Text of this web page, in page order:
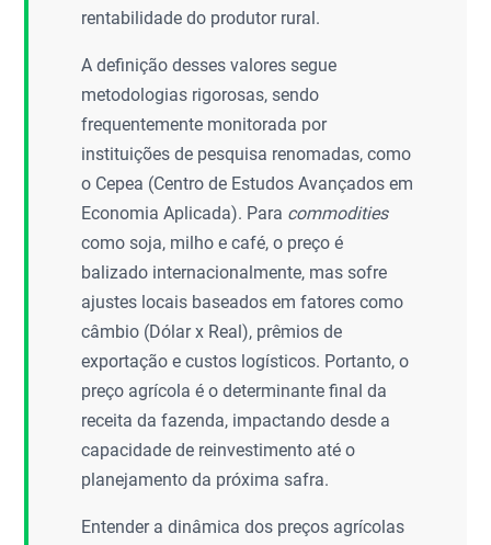
rentabilidade do produtor rural.
A definição desses valores segue
metodologias rigorosas, sendo
frequentemente monitorada por
instituições de pesquisa renomadas, como
o Cepea (Centro de Estudos Avançados em
Economia Aplicada). Para commodities
como soja, milho e café, o preço é
balizado internacionalmente, mas sofre
ajustes locais baseados em fatores como
câmbio (Dólar x Real), prêmios de
exportação e custos logísticos. Portanto, o
preço agrícola é o determinante final da
receita da fazenda, impactando desde a
capacidade de reinvestimento até o
planejamento da próxima safra.
Entender a dinâmica dos preços agrícolas